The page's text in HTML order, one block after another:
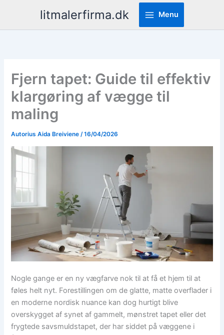
turinio
litmalerfirma.dk Menu
Fjern tapet: Guide til effektiv
klargøring af vægge til
maling
Autorius Aida Breiviene/16/04/2026
Nogle gange er en ny vægfarve nok til at få et hjem til at
føles helt nyt. Forestillingen om de glatte, matte overflader i
en moderne nordisk nuance kan dog hurtigt blive
overskygget af synet af gammelt, mønstret tapet eller det
frygtede savsmuldstapet, der har siddet på væggene i